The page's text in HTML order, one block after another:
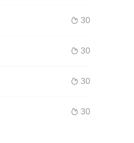
 30
 30
 30
 30